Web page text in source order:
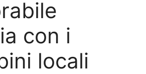
con i
locali